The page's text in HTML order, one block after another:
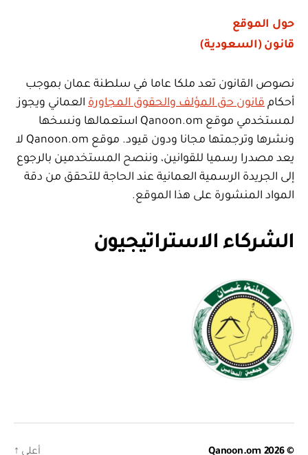
حول الموقع
قانون (السعودية)
نصوص القانون تعد ملكا عاما في سلطنة عمان بموجب
أحكام قانون حق المؤلف والحقوق المجاورة العماني ويجوز
لمستخدمي موقع Qanoon.om استعمالها ونسخها
ونشرها وترجمتها مجانا ودون قيود. موقع Qanoon.om لا
يعد مصدرا رسميا للقوانين، وننصح المستخدمين بالرجوع
إلى الجريدة الرسمية العمانية عند الحاجة للتحقق من دقة
المواد المنشورة على هذا الموقع.
الشركاء الاستراتيجيون
© 2026
Qanoon.om أعلى ↑